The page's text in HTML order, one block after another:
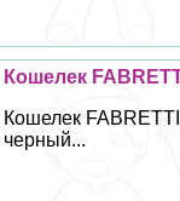
Кошелек
Кошелек
черный...